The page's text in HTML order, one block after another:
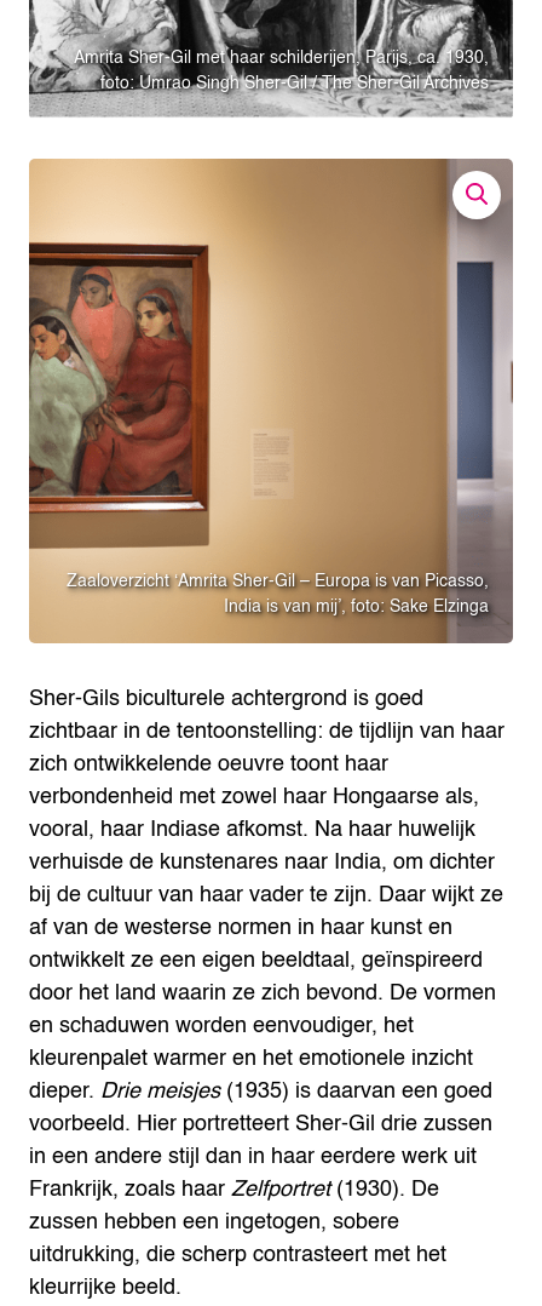
Amrita Sher-Gil met haar schilderijen, Parijs, ca. 1930,
foto: Umrao Singh Sher-Gil / The Sher-Gil Archives
Zaaloverzicht ‘Amrita Sher-Gil – Europa is van Picasso,
India is van mij’, foto: Sake Elzinga
Sher-Gils biculturele achtergrond is goed
zichtbaar in de tentoonstelling: de tijdlijn van haar
zich ontwikkelende oeuvre toont haar
verbondenheid met zowel haar Hongaarse als,
vooral, haar Indiase afkomst. Na haar huwelijk
verhuisde de kunstenares naar India, om dichter
bij de cultuur van haar vader te zijn. Daar wijkt ze
af van de westerse normen in haar kunst en
ontwikkelt ze een eigen beeldtaal, geïnspireerd
door het land waarin ze zich bevond. De vormen
en schaduwen worden eenvoudiger, het
kleurenpalet warmer en het emotionele inzicht
dieper. Drie meisjes(1935) is daarvan een goed
voorbeeld. Hier portretteert Sher-Gil drie zussen
in een andere stijl dan in haar eerdere werk uit
Frankrijk, zoals haarZelfportret(1930). De
zussen hebben een ingetogen, sobere
uitdrukking, die scherp contrasteert met het
kleurrijke beeld.